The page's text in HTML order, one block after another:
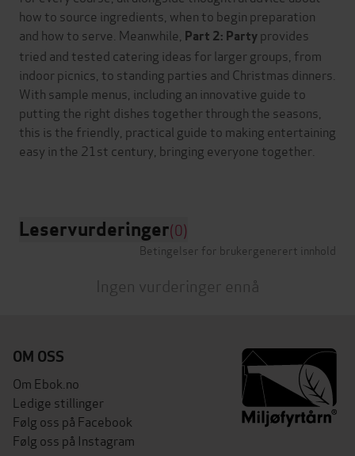
how to source ingredients, when to begin preparation
and how to serve. Meanwhile, Part 2: Partyprovides
tried and tested catering ideas for larger groups, from
indoor picnics, to standing parties and Christmas dinners.
With sample menus, including an innovative guide to
putting the right dishes together through the seasons,
this is the friendly, practical guide to making entertaining
easy in the 21st century, bringing everyone together.
Leservurderinger(0)
Betingelser for brukergenerert innhold
Ingen vurderinger ennå
OM OSS
Om Ebok.no
Ledige stillinger
Følg oss på Facebook
Følg oss på Instagram